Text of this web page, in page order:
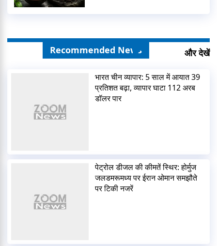
Recommended News और देखें
भारत चीन व्यापार: 5 साल में आयात 39
प्रतिशत बढ़ा, व्यापार घाटा 112 अरब
डॉलर पार
पेट्रोल डीजल की कीमतें स्थिर: होर्मुज
जलडमरूमध्य पर ईरान ओमान समझौते
पर टिकी नजरें